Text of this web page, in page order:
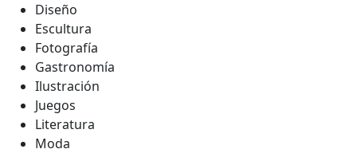
Diseño
Escultura
Fotografía
Gastronomía
Ilustración
Juegos
Literatura
Moda